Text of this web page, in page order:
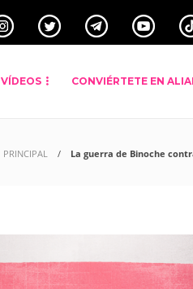
VÍDEOS CONVIÉRTETE EN
PRINCIPAL La guerra de Binoche